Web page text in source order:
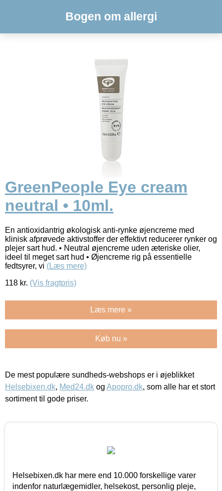
Bogen om allergi
GreenPeople Eye cream
neutral • 10ml.
En antioxidantrig økologisk anti-rynke øjencreme med
klinisk afprøvede aktivstoffer der effektivt reducerer rynker og
plejer sart hud. • Neutral øjencreme uden æteriske olier,
ideel til meget sart hud • Øjencreme rig på essentielle
fedtsyrer, vi (Læs mere)
118 kr. (Vis fragtpris)
Læs mere »
Køb nu »
De mest populære sundheds-webshops er i øjeblikket
Helsebixen.dk, Med24.dk og Apopro.dk, som alle har et stort
sortiment til gode priser.
Helsebixen.dk har mere end 10.000 forskellige varer
indenfor naturlægemidler, helsekost, personlig pleje,